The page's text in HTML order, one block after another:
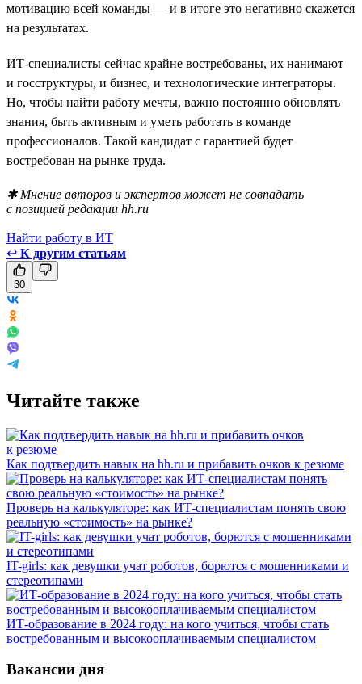
мотивацию всей команды — и в итоге это негативно скажется
на результатах.
ИТ-специалисты сейчас крайне востребованы, их нанимают
и госструктуры, и бизнес, и технологические интеграторы.
Но, чтобы найти работу мечты, важно постоянно обновлять
знания, быть активным и уметь работать в команде
профессионалов. Такой кандидат с гарантией будет
востребован на рынке труда.
✱ Мнение авторов и экспертов может не совпадать
с позицией редакции hh.ru
Найти работу в ИТ
↩ К другим статьям
30
Читайте также
Как подтвердить навык на hh.ru и прибавить очков к резюме
Проверь на калькуляторе: как ИТ-специалистам понять свою
реальную «стоимость» на рынке?
IT-girls: как девушки учат роботов, борются с мошенниками и
стереотипами
ИТ-образование в 2024 году: на кого учиться, чтобы стать
востребованным и высокооплачиваемым специалистом
Вакансии дня